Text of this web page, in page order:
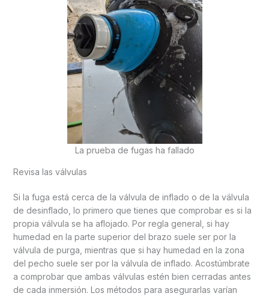
La prueba de fugas ha fallado
Revisa las válvulas
Si la fuga está cerca de la válvula de inflado o de la válvula
de desinflado, lo primero que tienes que comprobar es si la
propia válvula se ha aflojado. Por regla general, si hay
humedad en la parte superior del brazo suele ser por la
válvula de purga, mientras que si hay humedad en la zona
del pecho suele ser por la válvula de inflado. Acostúmbrate
a comprobar que ambas válvulas estén bien cerradas antes
de cada inmersión. Los métodos para asegurarlas varían